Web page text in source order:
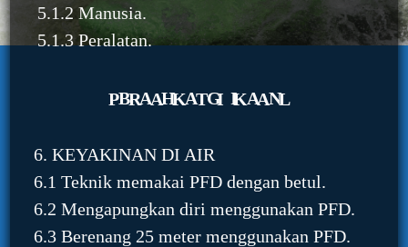
5.1.2 Manusia.
5.1.3 Peralatan.
BAHAGIAN PRAKTIKAL
6. KEYAKINAN DI AIR
6.1 Teknik memakai PFD dengan betul.
6.2 Mengapungkan diri menggunakan PFD.
6.3 Berenang 25 meter menggunakan PFD.